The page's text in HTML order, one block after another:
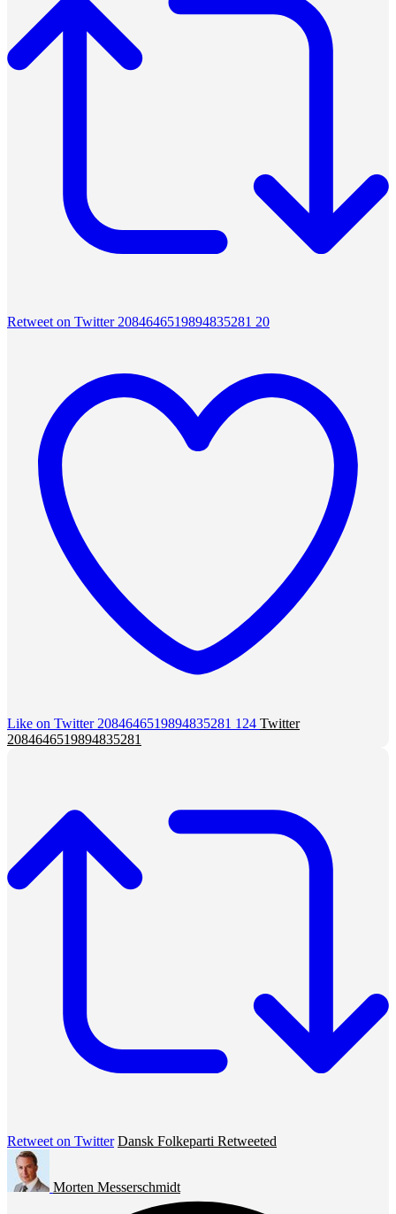
Retweet on Twitter 2084646519894835281 20
Like on Twitter 2084646519894835281 124 Twitter
2084646519894835281
Retweet on Twitter Dansk Folkeparti Retweeted
Morten Messerschmidt